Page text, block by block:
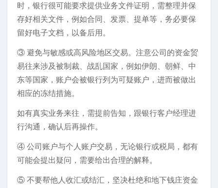
时，银行很可能要求提供业务文件证明，需整理并保
存好相关文件，例如合同、发票、提单等，务必要保
留好电子文档，以备后用。
③ 避免与敏感或高风险地区交易。注意公司的资金贸
易往来涉及被制裁、战乱国家，例如伊朗、朝鲜、中
东等国家，账户会被银行列为可疑账户，进而被做出
相应的冻结措施。
如有真实业务来往，需提前告知，跟银行客户经理进
行沟通，确认后再操作。
④ 公司账户与个人账户交易，无论银行或税局，都有
可能会提出疑问，需要给出合理的解释。
⑤ 不要帮他人收汇或结汇，坚决杜绝和地下钱庄资金